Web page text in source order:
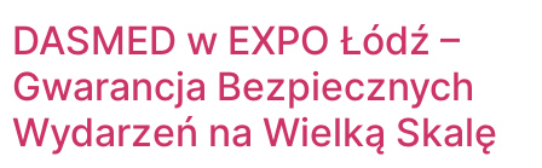
DASMED w EXPO Łódź –
Gwarancja Bezpiecznych
Wydarzeń na Wielką Skalę